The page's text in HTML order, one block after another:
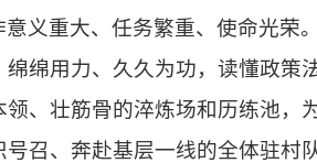
义重大、任务繁重、使命光
绵用力、久久为功，读懂政
、壮筋骨的淬炼场和历练池
召、奔赴基层一线的全体驻村